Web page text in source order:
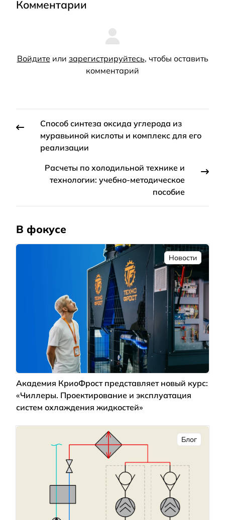
Комментарии
Войдите или зарегистрируйтесь, чтобы оставить
комментарий
Способ синтеза оксида углерода из
муравьиной кислоты и комплекс для его
реализации
Расчеты по холодильной технике и
технологии: учебно-методическое
пособие
В фокусе
Новости
Академия КриоФрост представляет новый курс:
«Чиллеры. Проектирование и эксплуатация
систем охлаждения жидкостей»
Блог